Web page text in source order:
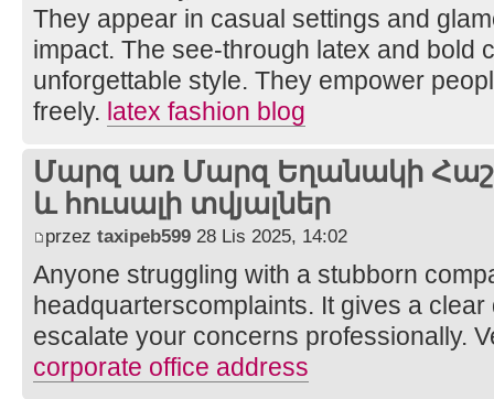
They appear in casual settings and
impact. The see-through latex and bold
unforgettable style. They empower
freely. latex fashion blog
Մարզ առ Մարզ Եղանակի
և հուսալի տվյալներ
przez taxipeb599 28 Lis 2025, 14:02
Anyone struggling with a stubborn
headquarterscomplaints. It gives a
escalate your concerns professionally.
corporate office address